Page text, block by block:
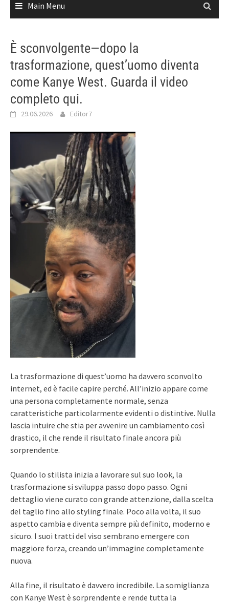
Main Menu
È sconvolgente—dopo la
trasformazione, quest’uomo diventa
come Kanye West. Guarda il video
completo qui.
29.06.2026 Editor7
La trasformazione di quest’uomo ha davvero sconvolto
internet, ed è facile capire perché. All’inizio appare come
una persona completamente normale, senza
caratteristiche particolarmente evidenti o distintive. Nulla
lascia intuire che stia per avvenire un cambiamento così
drastico, il che rende il risultato finale ancora più
sorprendente.
Quando lo stilista inizia a lavorare sul suo look, la
trasformazione si sviluppa passo dopo passo. Ogni
dettaglio viene curato con grande attenzione, dalla scelta
del taglio fino allo styling finale. Poco alla volta, il suo
aspetto cambia e diventa sempre più definito, moderno e
sicuro. I suoi tratti del viso sembrano emergere con
maggiore forza, creando un’immagine completamente
nuova.
Alla fine, il risultato è davvero incredibile. La somiglianza
con Kanye West è sorprendente e rende tutta la